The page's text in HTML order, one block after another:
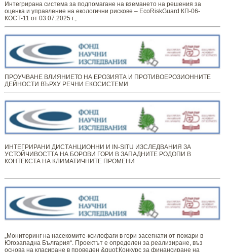
Интегрирана система за подпомагане на вземането на решения за
оценка и управление на екологични рискове – EcoRiskGuard КП-06-
КОСТ-11 от 03.07.2025 г.,
ПРОУЧВАНЕ ВЛИЯНИЕТО НА ЕРОЗИЯТА И ПРОТИВОЕРОЗИОННИТЕ
ДЕЙНОСТИ ВЪРХУ РЕЧНИ ЕКОСИСТЕМИ
ИНТЕГРИРАНИ ДИСТАНЦИОННИ И IN-SITU ИЗСЛЕДВАНИЯ ЗА
УСТОЙЧИВОСТТА НА БОРОВИ ГОРИ В ЗАПАДНИТЕ РОДОПИ В
КОНТЕКСТА НА КЛИМАТИЧНИТЕ ПРОМЕНИ
„Мониторинг ​​​на ​​насекомите-ксилофаги в гори засегнати от пожари в
Югозападна България“. Проектът е определен за реализиране, въз
основа на класиране в проведен &quot;Конкурс за финансиране на